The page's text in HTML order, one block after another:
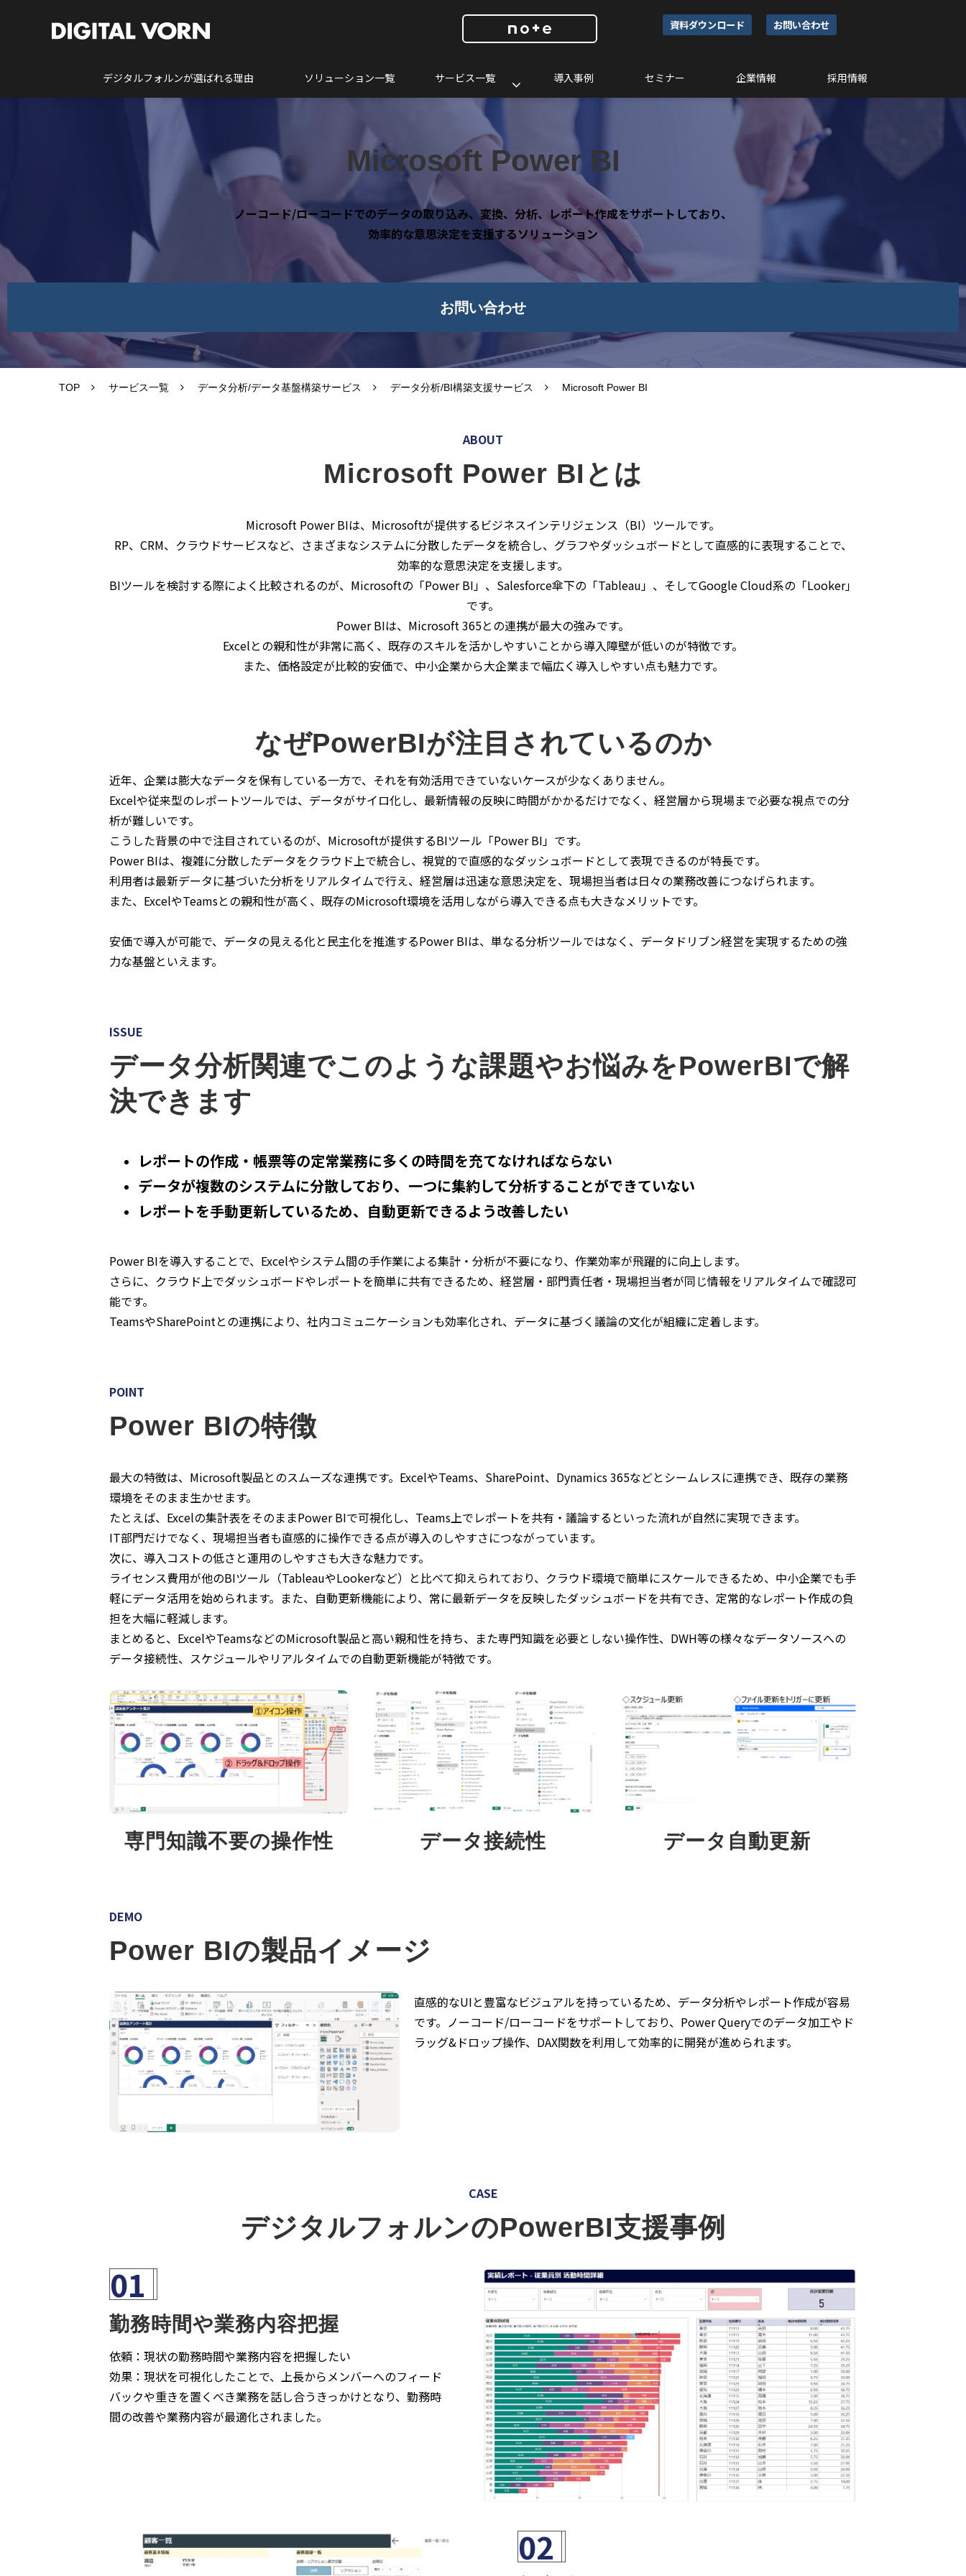
資料ダウンロード お問い合わせ
デジタルフォルンが選ばれる理由 ソリューション一覧 サービス一覧 導入事例 セミナー 企業情報 採用情報
Microsoft Power BI
ノーコード/ローコードでのデータの取り込み、変換、分析、レポート作成をサポートしており、
効率的な意思決定を支援するソリューション
お問い合わせ
TOP サービス一覧 データ分析/データ基盤構築サービス データ分析/BI構築支援サービス Microsoft Power BI
ABOUT
Microsoft Power BIとは
Microsoft Power BIは、Microsoftが提供するビジネスインテリジェンス（BI）ツールです。
RP、CRM、クラウドサービスなど、さまざまなシステムに分散したデータを統合し、グラフやダッシュボードとして直感的に表現することで、
効率的な意思決定を支援します。
BIツールを検討する際によく比較されるのが、Microsoftの「Power BI」、Salesforce傘下の「Tableau」、そしてGoogle Cloud系の「Looker」
です。
Power BIは、Microsoft 365との連携が最大の強みです。
Excelとの親和性が非常に高く、既存のスキルを活かしやすいことから導入障壁が低いのが特徴です。
また、価格設定が比較的安価で、中小企業から大企業まで幅広く導入しやすい点も魅力です。
なぜPowerBIが注目されているのか
近年、企業は膨大なデータを保有している一方で、それを有効活用できていないケースが少なくありません。
Excelや従来型のレポートツールでは、データがサイロ化し、最新情報の反映に時間がかかるだけでなく、経営層から現場まで必要な視点での分
析が難しいです。
こうした背景の中で注目されているのが、Microsoftが提供するBIツール「Power BI」です。
Power BIは、複雑に分散したデータをクラウド上で統合し、視覚的で直感的なダッシュボードとして表現できるのが特長です。
利用者は最新データに基づいた分析をリアルタイムで行え、経営層は迅速な意思決定を、現場担当者は日々の業務改善につなげられます。
また、ExcelやTeamsとの親和性が高く、既存のMicrosoft環境を活用しながら導入できる点も大きなメリットです。
安価で導入が可能で、データの見える化と民主化を推進するPower BIは、単なる分析ツールではなく、データドリブン経営を実現するための強
力な基盤といえます。
ISSUE
データ分析関連でこのような課題やお悩みをPowerBIで解
決できます
レポートの作成・帳票等の定常業務に多くの時間を充てなければならない
データが複数のシステムに分散しており、一つに集約して分析することができていない
レポートを手動更新しているため、自動更新できるよう改善したい
Power BIを導入することで、Excelやシステム間の手作業による集計・分析が不要になり、作業効率が飛躍的に向上します。
さらに、クラウド上でダッシュボードやレポートを簡単に共有できるため、経営層・部門責任者・現場担当者が同じ情報をリアルタイムで確認可
能です。
TeamsやSharePointとの連携により、社内コミュニケーションも効率化され、データに基づく議論の文化が組織に定着します。
POINT
Power BIの特徴
最大の特徴は、Microsoft製品とのスムーズな連携です。ExcelやTeams、SharePoint、Dynamics 365などとシームレスに連携でき、既存の業務
環境をそのまま生かせます。
たとえば、Excelの集計表をそのままPower BIで可視化し、Teams上でレポートを共有・議論するといった流れが自然に実現できます。
IT部門だけでなく、現場担当者も直感的に操作できる点が導入のしやすさにつながっています。
次に、導入コストの低さと運用のしやすさも大きな魅力です。
ライセンス費用が他のBIツール（TableauやLookerなど）と比べて抑えられており、クラウド環境で簡単にスケールできるため、中小企業でも手
軽にデータ活用を始められます。また、自動更新機能により、常に最新データを反映したダッシュボードを共有でき、定常的なレポート作成の負
担を大幅に軽減します。
まとめると、ExcelやTeamsなどのMicrosoft製品と高い親和性を持ち、また専門知識を必要としない操作性、DWH等の様々なデータソースへの
データ接続性、スケジュールやリアルタイムでの自動更新機能が特徴です。
専門知識不要の操作性 データ接続性 データ自動更新
DEMO
Power BIの製品イメージ
直感的なUIと豊富なビジュアルを持っているため、データ分析やレポート作成が容易
です。ノーコード/ローコードをサポートしており、Power Queryでのデータ加工やド
ラッグ&ドロップ操作、DAX関数を利用して効率的に開発が進められます。
CASE
デジタルフォルンのPowerBI支援事例
01
勤務時間や業務内容把握
依頼：現状の勤務時間や業務内容を把握したい
効果：現状を可視化したことで、上長からメンバーへのフィード
バックや重きを置くべき業務を話し合うきっかけとなり、勤務時
間の改善や業務内容が最適化されました。
02